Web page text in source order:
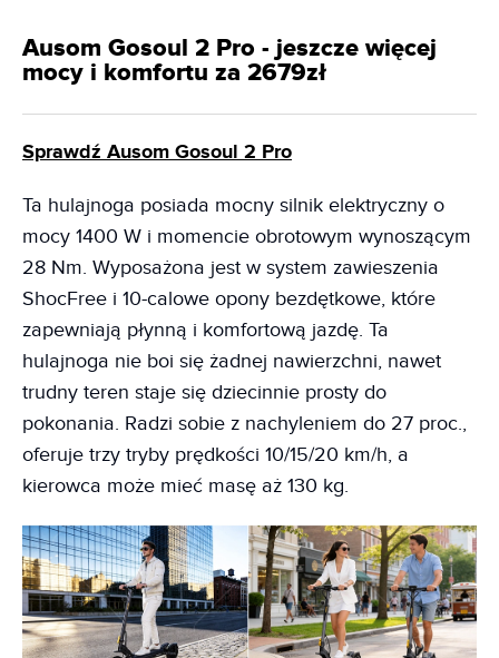
Ausom Gosoul 2 Pro - jeszcze więcej
mocy i komfortu za 2679zł
Sprawdź Ausom Gosoul 2 Pro
Ta hulajnoga posiada mocny silnik elektryczny o
mocy 1400 W i momencie obrotowym wynoszącym
28 Nm. Wyposażona jest w system zawieszenia
ShocFree i 10-calowe opony bezdętkowe, które
zapewniają płynną i komfortową jazdę. Ta
hulajnoga nie boi się żadnej nawierzchni, nawet
trudny teren staje się dziecinnie prosty do
pokonania. Radzi sobie z nachyleniem do 27 proc.,
oferuje trzy tryby prędkości 10/15/20 km/h, a
kierowca może mieć masę aż 130 kg.